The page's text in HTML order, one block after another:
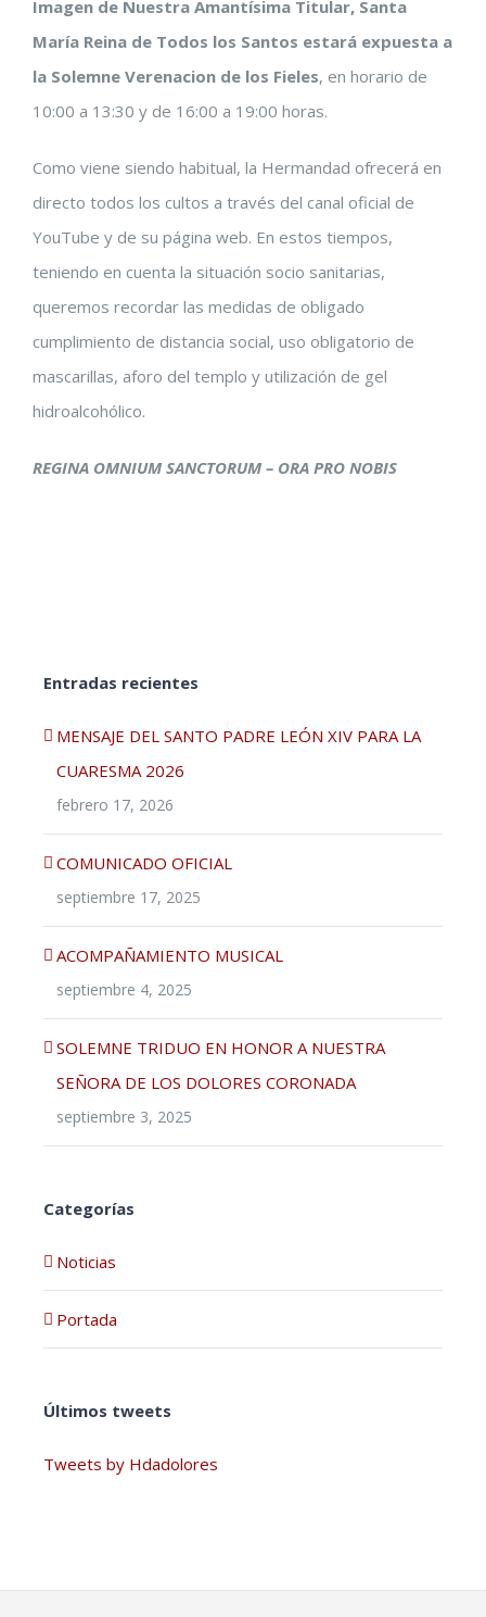
Imagen de Nuestra Amantísima Titular, Santa
María Reina de Todos los Santos estará expuesta a
la Solemne Verenacion de los Fieles, en horario de
10:00 a 13:30 y de 16:00 a 19:00 horas.
Como viene siendo habitual, la Hermandad ofrecerá en
directo todos los cultos a través del canal oficial de
YouTube y de su página web. En estos tiempos,
teniendo en cuenta la situación socio sanitarias,
queremos recordar las medidas de obligado
cumplimiento de distancia social, uso obligatorio de
mascarillas, aforo del templo y utilización de gel
hidroalcohólico.
REGINA OMNIUM SANCTORUM – ORA PRO NOBIS
Entradas recientes
MENSAJE DEL SANTO PADRE LEÓN XIV PARA LA
CUARESMA 2026
febrero 17, 2026
COMUNICADO OFICIAL
septiembre 17, 2025
ACOMPAÑAMIENTO MUSICAL
septiembre 4, 2025
SOLEMNE TRIDUO EN HONOR A NUESTRA
SEÑORA DE LOS DOLORES CORONADA
septiembre 3, 2025
Categorías
Noticias
Portada
Últimos tweets
Tweets by Hdadolores